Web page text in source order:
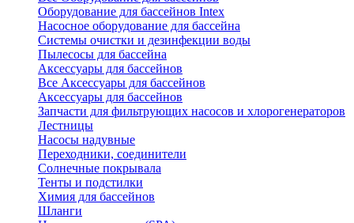
Оборудование для бассейнов Intex
Насосное оборудование для бассейна
Системы очистки и дезинфекции воды
Пылесосы для бассейна
Аксессуары для бассейнов
Все Аксессуары для бассейнов
Аксессуары для бассейнов
Запчасти для фильтрующих насосов и хлорогенераторов
Лестницы
Насосы надувные
Переходники, соединители
Солнечные покрывала
Тенты и подстилки
Химия для бассейнов
Шланги